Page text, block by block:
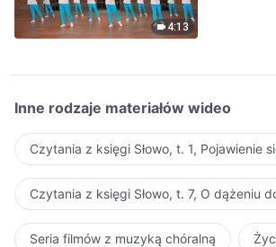
4:13
Inne rodzaje materiałów wideo
Czytania z księgi Słowo, t. 1, Pojawienie
Czytania z księgi Słowo, t. 7, O dążeniu
Seria filmów z muzyką chóralną